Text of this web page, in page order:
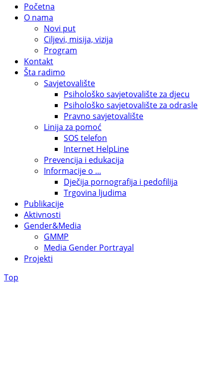
Početna
O nama
Novi put
Ciljevi, misija, vizija
Program
Kontakt
Šta radimo
Savjetovalište
Psihološko savjetovalište za djecu
Psihološko savjetovalište za odrasle
Pravno savjetovalište
Linija za pomoć
SOS telefon
Internet HelpLine
Prevencija i edukacija
Informacije o ...
Dječija pornografija i pedofilija
Trgovina ljudima
Publikacije
Aktivnosti
Gender&Media
GMMP
Media Gender Portrayal
Projekti
Top